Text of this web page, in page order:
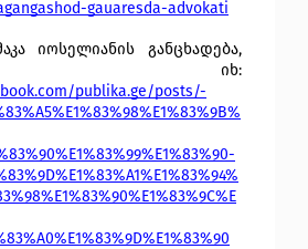
gauaresda-advokati
იოსელიანის განცხადება,
publika.ge/posts/-